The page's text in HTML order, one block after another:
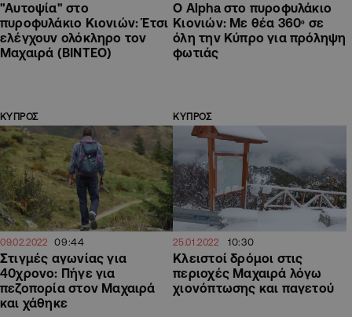
"Αυτοψία" στο
πυροφυλάκιο Κιονιών: Έτσι
ελέγχουν ολόκληρο τον
Μαχαιρά (ΒΙΝΤΕΟ)
Ο Alpha στο πυροφυλάκιο
Κιονιών: Με θέα 360ᵒ σε
όλη την Κύπρο για πρόληψη
φωτιάς
ΚΥΠΡΟΣ
09.02.2022 09:44
Στιγμές αγωνίας για
40χρονο: Πήγε για
πεζοπορία στον Μαχαιρά
και χάθηκε
ΚΥΠΡΟΣ
25.01.2022 10:30
Κλειστοί δρόμοι στις
περιοχές Μαχαιρά λόγω
χιονόπτωσης και παγετού